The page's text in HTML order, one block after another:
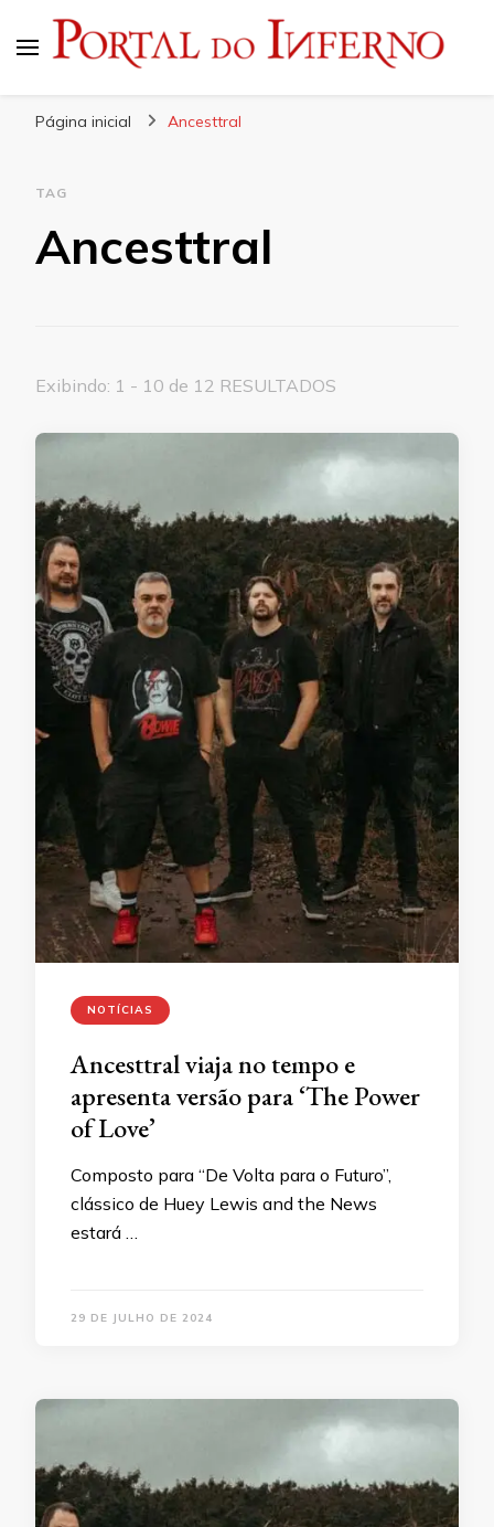
Página inicial Ancesttral
TAG
Ancesttral
Exibindo: 1 - 10 de 12 RESULTADOS
NOTÍCIAS
Ancesttral viaja no tempo e
apresenta versão para ‘The Power
of Love’
Composto para “De Volta para o Futuro”,
clássico de Huey Lewis and the News
estará …
29 DE JULHO DE 2024